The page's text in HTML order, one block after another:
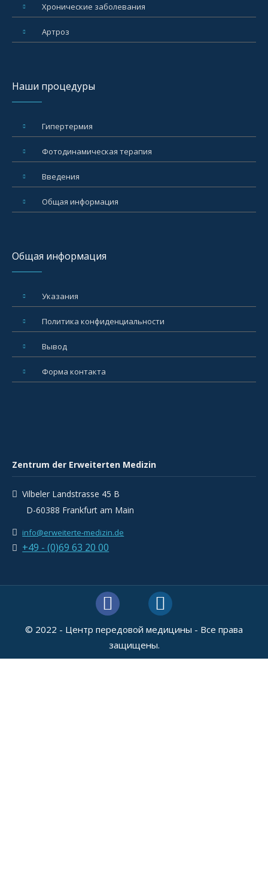
Xронические заболевания
Артроз
Наши процедуры
Гипертермия
Фотодинамическая терапия
Введения
Общая информация
Общая информация
Указания
Политика конфиденциальности
Вывод
Форма контакта
Zentrum der Erweiterten Medizin
Vilbeler Landstrasse 45 B
D-60388 Frankfurt am Main
info@erweiterte-medizin.de
+49 - (0)69 63 20 00
© 2022 - Центр передовой медицины - Все права
защищены.